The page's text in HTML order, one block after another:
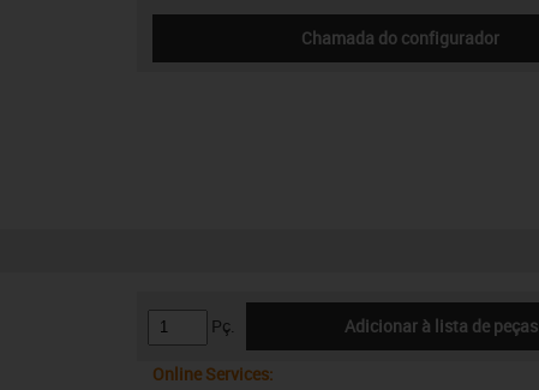
Chamada do configurador
Pç. Adicionar à lista de peças
Online Services: